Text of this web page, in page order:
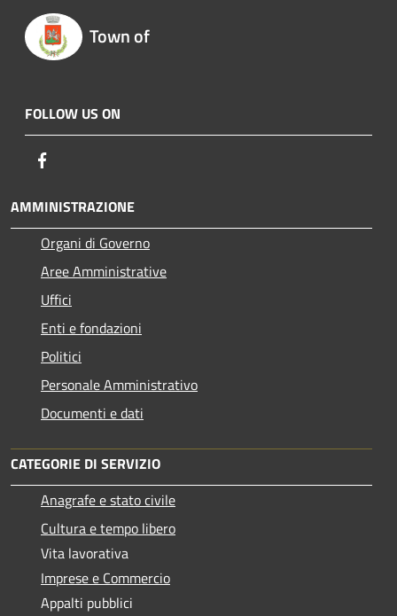
Town of
FOLLOW US ON
AMMINISTRAZIONE
Organi di Governo
Aree Amministrative
Uffici
Enti e fondazioni
Politici
Personale Amministrativo
Documenti e dati
CATEGORIE DI SERVIZIO
Anagrafe e stato civile
Cultura e tempo libero
Vita lavorativa
Imprese e Commercio
Appalti pubblici